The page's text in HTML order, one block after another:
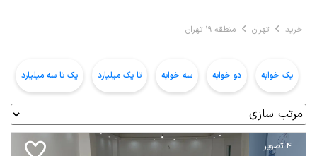
خرید تهران منطقه 19 تهران
یک خوابه دو خوابه سه خوابه تا یک میلیارد یک تا سه میلیارد
4 تصویر